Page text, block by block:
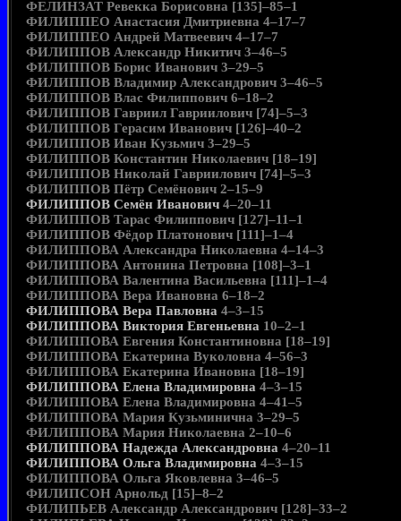
ФЕЛИНЗАТ Ревекка Борисовна [135]–85–1
ФИЛИППЕО Анастасия Дмитриевна 4–17–7
ФИЛИППЕО Андрей Матвеевич 4–17–7
ФИЛИППОВ Александр Никитич 3–46–5
ФИЛИППОВ Борис Иванович 3–29–5
ФИЛИППОВ Владимир Александрович 3–46–5
ФИЛИППОВ Влас Филиппович 6–18–2
ФИЛИППОВ Гавриил Гавриилович [74]–5–3
ФИЛИППОВ Герасим Иванович [126]–40–2
ФИЛИППОВ Иван Кузьмич 3–29–5
ФИЛИППОВ Константин Николаевич [18–19]
ФИЛИППОВ Николай Гавриилович [74]–5–3
ФИЛИППОВ Пётр Семёнович 2–15–9
ФИЛИППОВ Семён Иванович 4–20–11
ФИЛИППОВ Тарас Филиппович [127]–11–1
ФИЛИППОВ Фёдор Платонович [111]–1–4
ФИЛИППОВА Александра Николаевна 4–14–3
ФИЛИППОВА Антонина Петровна [108]–3–1
ФИЛИППОВА Валентина Васильевна [111]–1–4
ФИЛИППОВА Вера Ивановна 6–18–2
ФИЛИППОВА Вера Павловна 4–3–15
ФИЛИППОВА Виктория Евгеньевна 10–2–1
ФИЛИППОВА Евгения Константиновна [18–19]
ФИЛИППОВА Екатерина Вуколовна 4–56–3
ФИЛИППОВА Екатерина Ивановна [18–19]
ФИЛИППОВА Елена Владимировна 4–3–15
ФИЛИППОВА Елена Владимировна 4–41–5
ФИЛИППОВА Мария Кузьминична 3–29–5
ФИЛИППОВА Мария Николаевна 2–10–6
ФИЛИППОВА Надежда Александровна 4–20–11
ФИЛИППОВА Ольга Владимировна 4–3–15
ФИЛИППОВА Ольга Яковлевна 3–46–5
ФИЛИПСОН Арнольд [15]–8–2
ФИЛИПЬЕВ Александр Александрович [128]–33–2